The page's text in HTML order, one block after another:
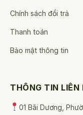
Chính sách đổi trả
Thanh toán
Bảo mật thông tin
THÔNG TIN LIÊN
01 Bãi Dương,